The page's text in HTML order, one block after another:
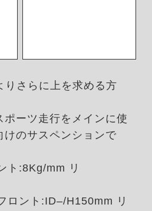
りさらに上を求める方
ーツ走行をメインに使
けのサスペンションで
ト:8Kg/mm リ
ロント:ID–/H150mm リ